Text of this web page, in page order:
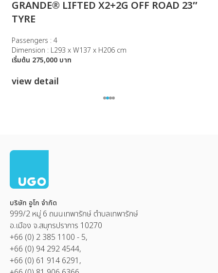
GRANDE® LIFTED X2+2G OFF ROAD 23″
TYRE
Passengers : 4
Dimension : L293 x W137 x H206 cm
เริ่มต้น 275,000 บาท
view detail
บริษัท อูโก จำกัด
999/2 หมู่ 6 ถนนเทพารักษ์ ตำบลเทพารักษ์
อ.เมือง จ.สมุทรปราการ 10270
+66 (0) 2 385 1100 - 5,
+66 (0) 94 292 4544,
+66 (0) 61 914 6291,